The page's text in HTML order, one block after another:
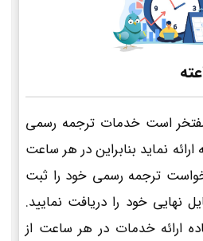
است خدمات ترجمه رسمی
24 ساعته ارائه نماید بنابراین در هر ساعت
ترجمه رسمی خود را ثبت
نهایی خود را دریافت نمایید.
ارائه خدمات در هر ساعت از